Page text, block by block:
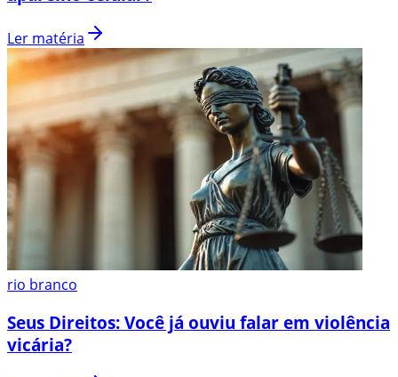
Ler matéria
rio branco
Seus Direitos: Você já ouviu falar em violência
vicária?